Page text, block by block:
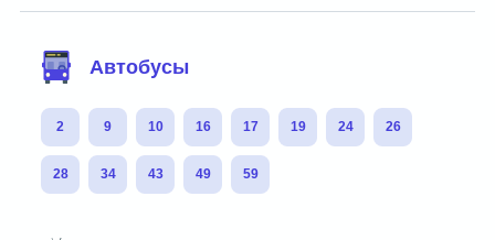
Автобусы
2 9 10 16 17 19 24 26
28 34 43 49 59